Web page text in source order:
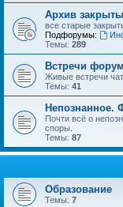
Архив
все старые
Подфорумы:
Темы: 289
Встречи
Живые встречи
Темы: 41
Непознанное.
Почти всё о
споры.
Темы: 87
Образование
Темы: 7